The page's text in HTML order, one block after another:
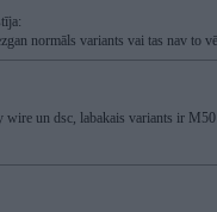
normāls variants vai tas nav to
wire un dsc, labakais variants ir